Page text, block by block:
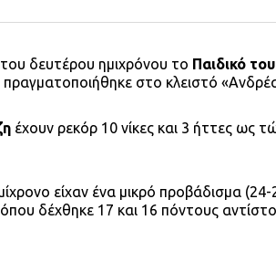
δευτέρου ημιχρόνου το Παιδικό
στο κλειστό
έχουν ρεκόρ 10 νίκες και 3 ήττες ως
είχαν ένα μικρό προβάδισμα
δέχθηκε 17 και 16 πόντους